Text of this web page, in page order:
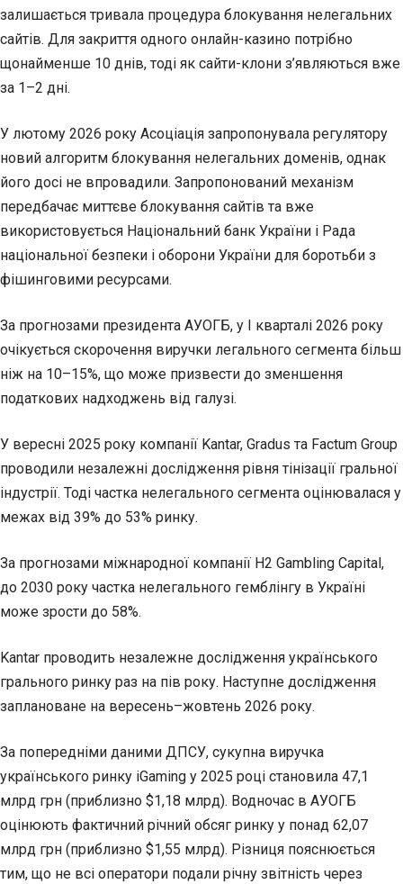
залишається тривала процедура блокування нелегальних
сайтів. Для закриття одного онлайн-казино потрібно
щонайменше 10 днів, тоді як сайти-клони з’являються вже
за 1–2 дні.
У лютому 2026 року Асоціація запропонувала регулятору
новий алгоритм блокування нелегальних доменів, однак
його досі не впровадили. Запропонований механізм
передбачає миттєве блокування сайтів та вже
використовується Національний банк України і Рада
національної безпеки і оборони України для боротьби з
фішинговими ресурсами.
За прогнозами президента АУОГБ, у І кварталі 2026 року
очікується скорочення виручки легального сегмента більш
ніж на 10–15%, що може призвести до зменшення
податкових надходжень від галузі.
У вересні 2025 року компанії Kantar, Gradus та Factum Group
проводили незалежні дослідження рівня тінізації гральної
індустрії. Тоді частка нелегального сегмента оцінювалася у
межах від 39% до 53% ринку.
За прогнозами міжнародної компанії H2 Gambling Capital,
до 2030 року частка нелегального гемблінгу в Україні
може зрости до 58%.
Kantar проводить незалежне дослідження українського
грального ринку раз на пів року. Наступне дослідження
заплановане на вересень–жовтень 2026 року.
За попередніми даними ДПСУ, сукупна виручка
українського ринку iGaming у 2025 році становила 47,1
млрд грн (приблизно $1,18 млрд). Водночас в АУОГБ
оцінюють фактичний річний обсяг ринку у понад 62,07
млрд грн (приблизно $1,55 млрд). Різниця пояснюється
тим, що не всі оператори подали річну звітність через